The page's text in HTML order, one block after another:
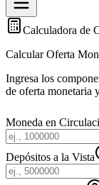
Calculadora de
Calcular Oferta
Ingresa los
de oferta monetaria
Moneda en
Depósitos a la Vista